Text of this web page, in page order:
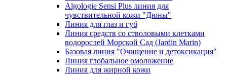
Algologie Sensi Plus линия для
чувcтвительной кожи "Дюны"
Линия для глаз и губ
Линия средств со стволовыми клетками
водорослей Морской Сад (Jardin Marin)
Базовая линия "Очищение и детоксикация"
Линия глобальное омоложение
Линия для жирной кожи